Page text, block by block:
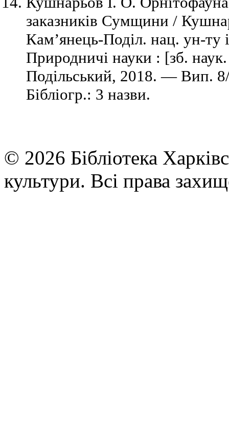
заказників Сумщини /
Кам’янець-Поділ. нац. ун-ту
Природничі науки : [зб.
Подільський, 2018. — Вип.
Бібліогр.: 3 назви.
© 2026 Бібліотека
культури. Всі права